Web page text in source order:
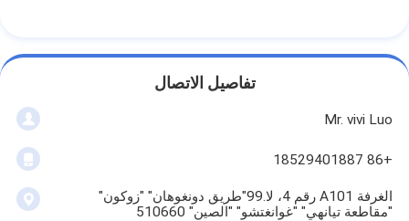
تفاصيل الاتصال
Mr. vivi Luo
+86 18529401887
الغرفة A101 رقم 4، لا.99"طريق دونغوهان" "زوكون"
"مقاطعة تيانهي" "غوانغتشو" "الصين" 510660